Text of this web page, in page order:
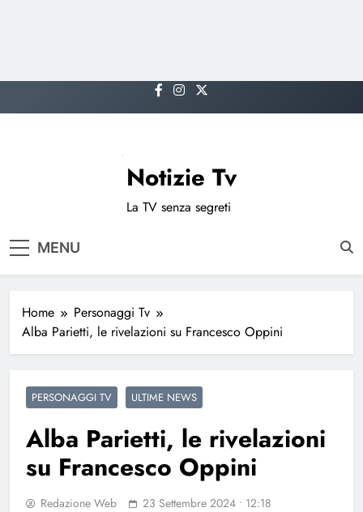
to
Notizie Tv
La TV senza segreti
MENU
Home
Personaggi Tv
Alba Parietti, le rivelazioni su Francesco Oppini
PERSONAGGI TV ULTIME NEWS
Alba Parietti, le rivelazioni
su Francesco Oppini
Redazione Web 23 Settembre 2024 • 12:18